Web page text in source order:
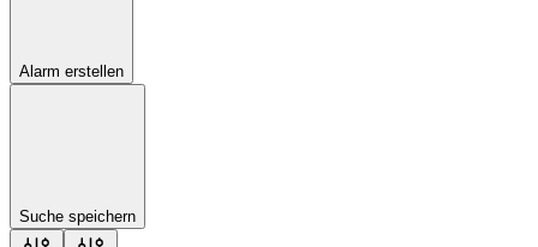
Alarm erstellen
Suche speichern